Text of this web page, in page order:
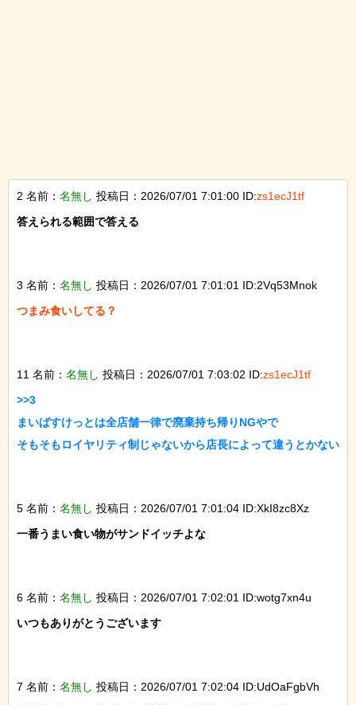
2 名前： 名無し 投稿日：2026/07/01 7:01:00 ID:zs1ecJ1tf
答えられる範囲で答える
3 名前： 名無し 投稿日：2026/07/01 7:01:01 ID:2Vq53Mnok
つまみ食いしてる？
11 名前： 名無し 投稿日：2026/07/01 7:03:02 ID:zs1ecJ1tf
>>3
まいばすけっとは全店舗一律で廃棄持ち帰りNGやで
そもそもロイヤリティ制じゃないから店長によって違うとかない
5 名前： 名無し 投稿日：2026/07/01 7:01:04 ID:XkI8zc8Xz
一番うまい食い物がサンドイッチよな
6 名前： 名無し 投稿日：2026/07/01 7:02:01 ID:wotg7xn4u
いつもありがとうございます
7 名前： 名無し 投稿日：2026/07/01 7:02:04 ID:UdOaFgbVh